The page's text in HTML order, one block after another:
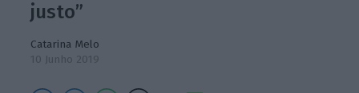
justo”
Catarina Melo
10 Junho 2019